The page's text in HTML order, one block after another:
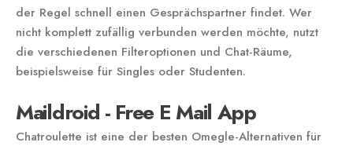
der Regel schnell einen Gesprächspartner findet. Wer
nicht komplett zufällig verbunden werden möchte, nutzt
die verschiedenen Filteroptionen und Chat-Räume,
beispielsweise für Singles oder Studenten.
Maildroid - Free E Mail App
Chatroulette ist eine der besten Omegle-Alternativen für